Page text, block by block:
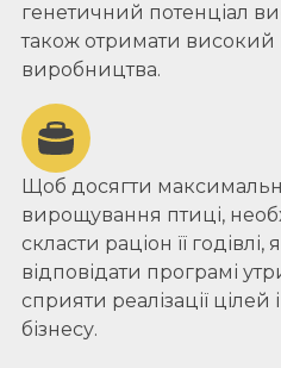
генетичний потенціал
також отримати високий
виробництва.
Щоб досягти
вирощування птиці,
скласти раціон її
відповідати програмі
сприяти реалізації цілей
бізнесу.